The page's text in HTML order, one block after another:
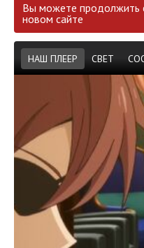
Вы можете продолжить
новом сайте
НАШ ПЛЕЕР СВЕТ